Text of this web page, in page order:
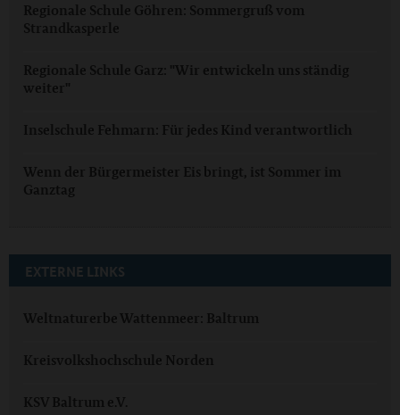
Regionale Schule Göhren: Sommergruß vom
Strandkasperle
Regionale Schule Garz: "Wir entwickeln uns ständig
weiter"
Inselschule Fehmarn: Für jedes Kind verantwortlich
Wenn der Bürgermeister Eis bringt, ist Sommer im
Ganztag
EXTERNE LINKS
Weltnaturerbe Wattenmeer: Baltrum
Kreisvolkshochschule Norden
KSV Baltrum e.V.